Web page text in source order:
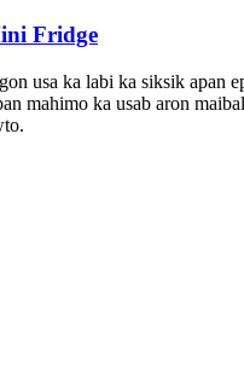
Fridge
usa ka labi ka siksik apan
mahimo ka usab aron